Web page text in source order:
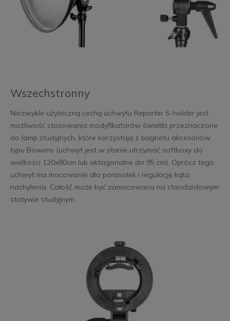
Wszechstronny
Niezwykle użyteczną cechą uchwytu Reporter S-holder jest
możliwość stosowania modyfikatorów światła przeznaczone
do lamp studyjnych, które korzystają z bagnetu akcesoriów
typu Bowens (uchwyt jest w stanie utrzymać softboxy do
wielkości 120x80cm lub oktagonalne do 95 cm). Oprócz tego
uchwyt ma mocowanie dla parasolek i regulację kąta
nachylenia. Całość może być zamocowana na standardowym
statywie studyjnym.